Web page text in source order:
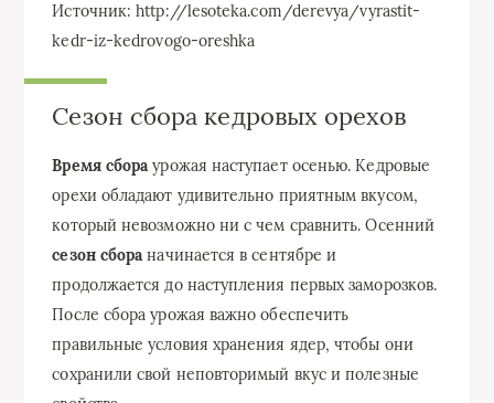
Источник: http://lesoteka.com/derevya/vyrastit-
kedr-iz-kedrovogo-oreshka
Сезон сбора кедровых орехов
Время сбора урожая наступает осенью. Кедровые
орехи обладают удивительно приятным вкусом,
который невозможно ни с чем сравнить. Осенний
сезон сбора начинается в сентябре и
продолжается до наступления первых заморозков.
После сбора урожая важно обеспечить
правильные условия хранения ядер, чтобы они
сохранили свой неповторимый вкус и полезные